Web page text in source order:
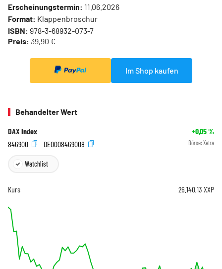
Erscheinungstermin: 11.06.2026
Format: Klappenbroschur
ISBN: 978-3-68932-073-7
Preis: 39,90 €
Im Shop kaufen
Behandelter Wert
DAX Index +0,05%
846900
DE0008469008 Börse: Xetra
Watchlist
Kurs 26.140,13 XXP